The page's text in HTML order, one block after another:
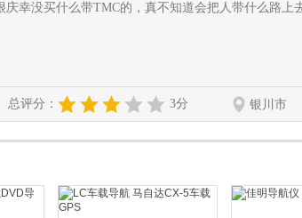
庆幸没买什么带TMC的，真不知道会把人带什么路上
总评分： 3分 银川市